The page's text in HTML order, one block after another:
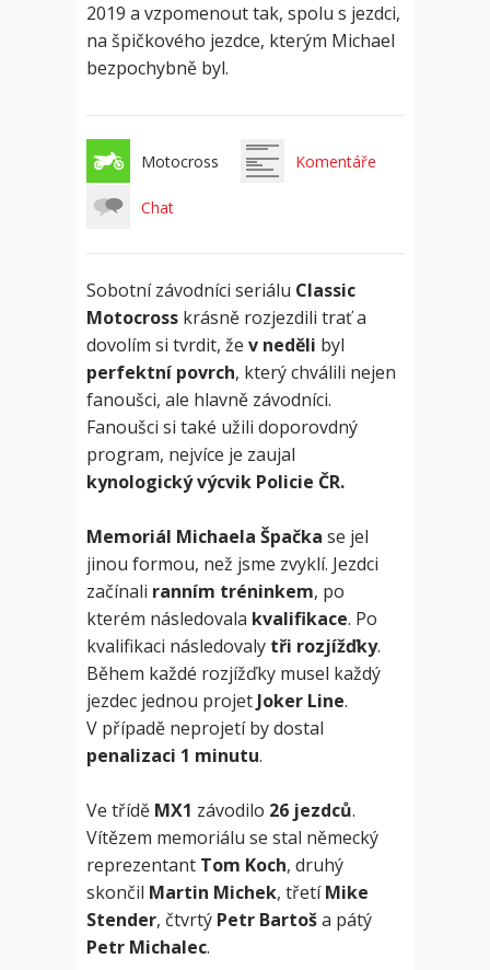
2019 a vzpomenout tak, spolu s jezdci,
na špičkového jezdce, kterým Michael
bezpochybně byl.
Motocross Komentáře
Chat
Sobotní závodníci seriálu Classic
Motocross krásně rozjezdili trať a
dovolím si tvrdit, že v neděli byl
perfektní povrch, který chválili nejen
fanoušci, ale hlavně závodníci.
Fanoušci si také užili doporovdný
program, nejvíce je zaujal
kynologický výcvik Policie ČR.
Memoriál Michaela Špačka se jel
jinou formou, než jsme zvyklí. Jezdci
začínali ranním tréninkem, po
kterém následovala kvalifikace. Po
kvalifikaci následovaly tři rozjížďky.
Během každé rozjížďky musel každý
jezdec jednou projet Joker Line.
V případě neprojetí by dostal
penalizaci 1 minutu.
Ve třídě MX1 závodilo 26 jezdců.
Vítězem memoriálu se stal německý
reprezentant Tom Koch, druhý
skončil Martin Michek, třetíMike
Stender, čtvrtý Petr Bartoša pátý
Petr Michalec.